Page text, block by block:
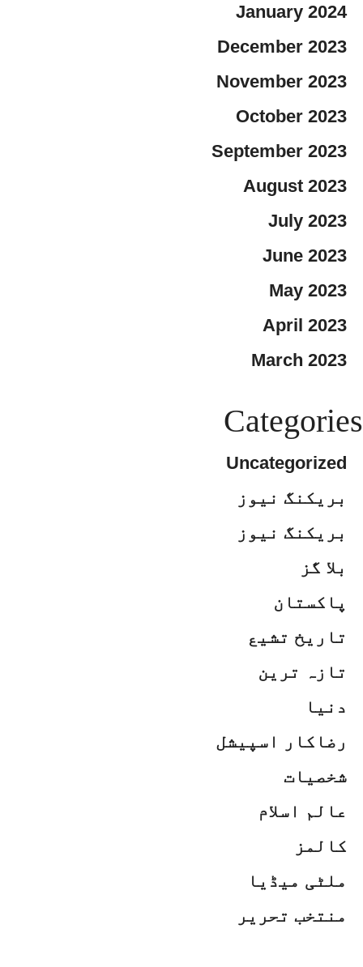
January 2024
December 2023
November 2023
October 2023
September 2023
August 2023
July 2023
June 2023
May 2023
April 2023
March 2023
Categories
Uncategorized
بریکنگ نیوز
بریکنگ نیوز
بلا گز
پاکستان
تاریخ تشیع
تازہ ترین
دنیا
رضاکار اسپیشل
شخصیات
عالم اسلام
کالمز
ملٹی میڈیا
منتخب تحریر